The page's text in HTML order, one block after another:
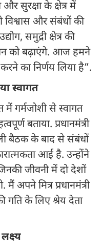
और सुरक्षा के क्षेत्र में
विश्वास और संबंधों की
समुद्री क्षेत्र की
को बढ़ाएंगे. आज हमने
का निर्णय लिया है”.
स्वागत
में गर्मजोशी से स्वागत
बताया. प्रधानमंत्री
बैठक के बाद से संबंधों
आई है. उन्होंने
जीवनी में दो देशों
अपने मित्र प्रधानमंत्री
गति के लिए श्रेय देता